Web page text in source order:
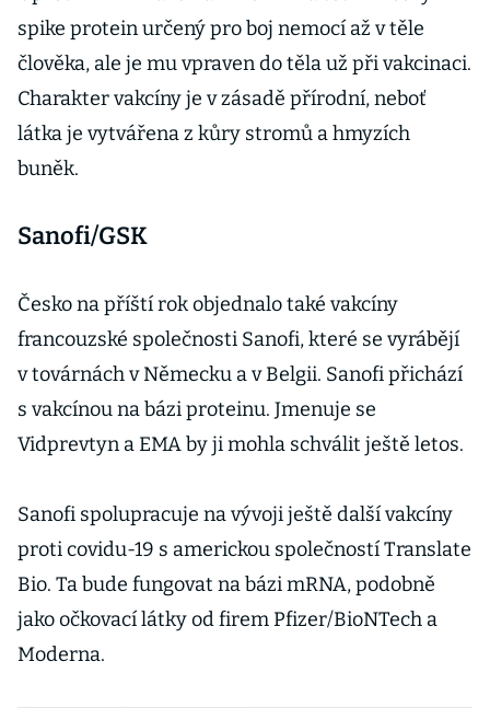
spike protein určený pro boj nemocí až v těle
člověka, ale je mu vpraven do těla už při vakcinaci.
Charakter vakcíny je v zásadě přírodní, neboť
látka je vytvářena z kůry stromů a hmyzích
buněk.
Sanofi/GSK
Česko na příští rok objednalo také vakcíny
francouzské společnosti Sanofi, které se vyrábějí
v továrnách v Německu a v Belgii. Sanofi přichází
s vakcínou na bázi proteinu. Jmenuje se
Vidprevtyn a EMA by ji mohla schválit ještě letos.
Sanofi spolupracuje na vývoji ještě další vakcíny
proti covidu-19 s americkou společností Translate
Bio. Ta bude fungovat na bázi mRNA, podobně
jako očkovací látky od firem Pfizer/BioNTech a
Moderna.